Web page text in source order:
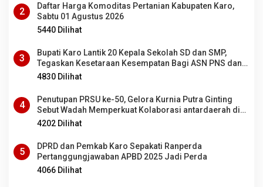
2
Daftar Harga Komoditas Pertanian Kabupaten Karo,
Sabtu 01 Agustus 2026
5440 Dilihat
3
Bupati Karo Lantik 20 Kepala Sekolah SD dan SMP,
Tegaskan Kesetaraan Kesempatan Bagi ASN PNS dan
PPPK
4830 Dilihat
4
Penutupan PRSU ke-50, Gelora Kurnia Putra Ginting
Sebut Wadah Memperkuat Kolaborasi antardaerah di
Sumut
4202 Dilihat
5
DPRD dan Pemkab Karo Sepakati Ranperda
Pertanggungjawaban APBD 2025 Jadi Perda
4066 Dilihat